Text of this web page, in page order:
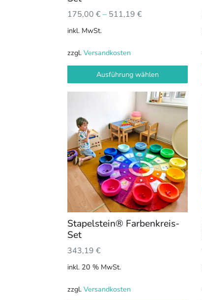
175,00 €– 511,19 €
inkl. MwSt.
zzgl. Versandkosten
Ausführung wählen
gewählt
werden
Stapelstein® Farbenkreis-
Set
343,19 €
inkl. 20 % MwSt.
zzgl. Versandkosten